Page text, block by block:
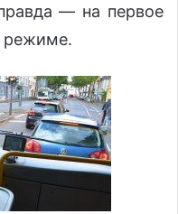
— на первое
режиме.